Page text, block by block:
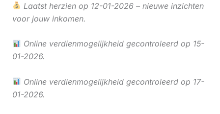
Laatst herzien op 12-01-2026 – nieuwe inzichten
voor jouw inkomen.
Online verdienmogelijkheid gecontroleerd op 15-
01-2026.
Online verdienmogelijkheid gecontroleerd op 17-
01-2026.